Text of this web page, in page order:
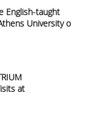
English-taught
University of
at